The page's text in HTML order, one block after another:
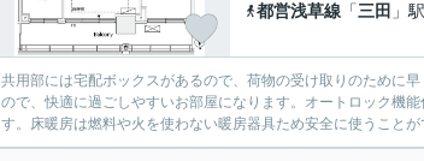
都営浅草線 「三田 」
共用部には宅配ボックスがあるので、荷物の受け取りのために
ので、快適に過ごしやすいお部屋になります。オートロック機
す。床暖房は燃料や火を使わない暖房器具ため安全に使うこと